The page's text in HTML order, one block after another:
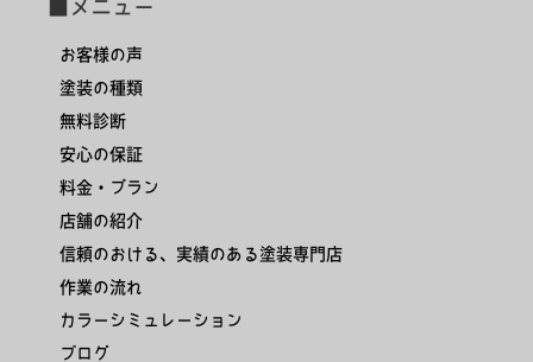
■メニュー
お客様の声
塗装の種類
無料診断
安心の保証
料金・プラン
店舗の紹介
信頼のおける、実績のある塗装専門店
作業の流れ
カラーシミュレーション
ブログ